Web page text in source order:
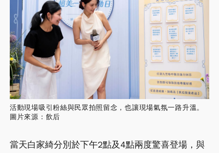
活動現場吸引粉絲與民眾拍照留念，也讓現場氣氛一路升溫。
圖片來源：飲后
當天白家綺分別於下午2點及4點兩度驚喜登場，與